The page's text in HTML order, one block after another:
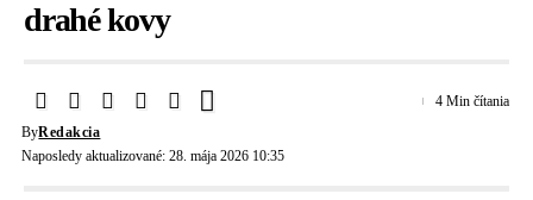
drahé kovy
Naposledy aktualizované: 28. mája 2026 10:35
ByRedakcia
4 Min čítania